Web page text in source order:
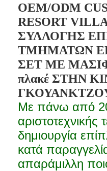
OEM/ODM
RESORT
ΣΥΛΛΟΓΗΣ
ΤΜΗΜΑΤΩΝ
ΣΕΤ ΜΕ
πλακέ ΣΤΗΝ
Με πάνω από
αριστοτεχνικής
δημιουργία
κατά
απαράμιλλη